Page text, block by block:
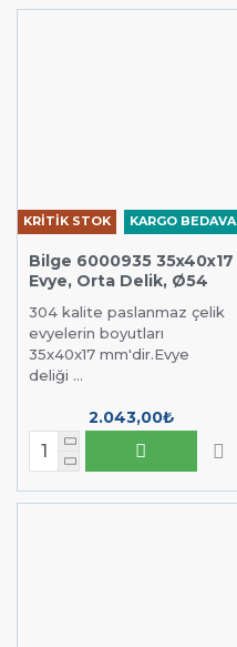
KARGO BEDAVA
KRİTİK STOK
Bilge 6000935 35x40x17
Evye, Orta Delik, Ø54
304 kalite paslanmaz çelik
evyelerin boyutları
35x40x17 mm'dir.Evye
deliği ...
2.043,00₺